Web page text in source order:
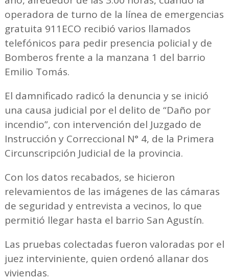
operadora de turno de la línea de emergencias
gratuita 911ECO recibió varios llamados
telefónicos para pedir presencia policial y de
Bomberos frente a la manzana 1 del barrio
Emilio Tomás.
El damnificado radicó la denuncia y se inició
una causa judicial por el delito de “Daño por
incendio”, con intervención del Juzgado de
Instrucción y Correccional N° 4, de la Primera
Circunscripción Judicial de la provincia.
Con los datos recabados, se hicieron
relevamientos de las imágenes de las cámaras
de seguridad y entrevista a vecinos, lo que
permitió llegar hasta el barrio San Agustín.
Las pruebas colectadas fueron valoradas por el
juez interviniente, quien ordenó allanar dos
viviendas.